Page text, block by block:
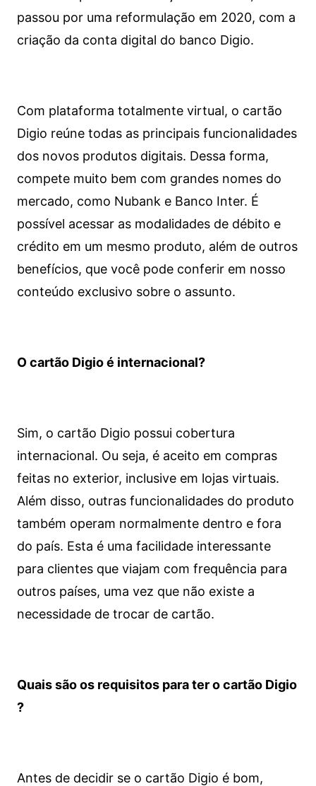
passou por uma reformulação em 2020, com a
criação da conta digital do banco Digio.
Com plataforma totalmente virtual, o cartão
Digio reúne todas as principais funcionalidades
dos novos produtos digitais. Dessa forma,
compete muito bem com grandes nomes do
mercado, como Nubank e Banco Inter. É
possível acessar as modalidades de débito e
crédito em um mesmo produto, além de outros
benefícios, que você pode conferir em nosso
conteúdo exclusivo sobre o assunto.
O cartão Digio é internacional?
Sim, o cartão Digio possui cobertura
internacional. Ou seja, é aceito em compras
feitas no exterior, inclusive em lojas virtuais.
Além disso, outras funcionalidades do produto
também operam normalmente dentro e fora
do país. Esta é uma facilidade interessante
para clientes que viajam com frequência para
outros países, uma vez que não existe a
necessidade de trocar de cartão.
Quais são os requisitos para ter o cartão Digio
?
Antes de decidir se o cartão Digio é bom,